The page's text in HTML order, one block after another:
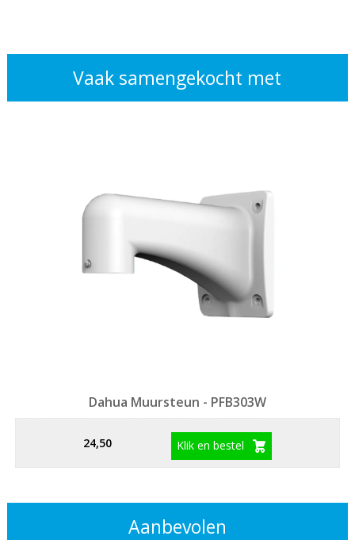
Vaak samengekocht met
Dahua Muursteun - PFB303W
24,50 Klik en bestel
Aanbevolen